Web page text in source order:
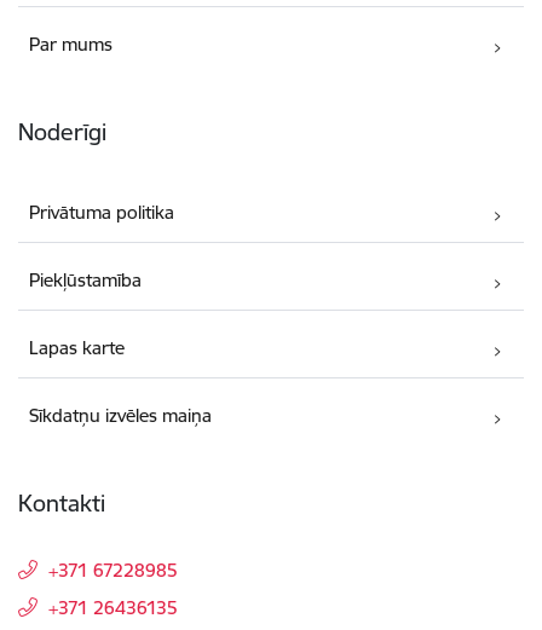
Par mums
Noderīgi
Privātuma politika
Piekļūstamība
Lapas karte
Sīkdatņu izvēles maiņa
Kontakti
+371 67228985
+371 26436135